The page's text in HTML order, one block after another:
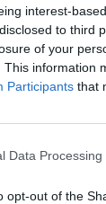
interest-
to third
of your
This information
Participants that
Data
opt-out of the